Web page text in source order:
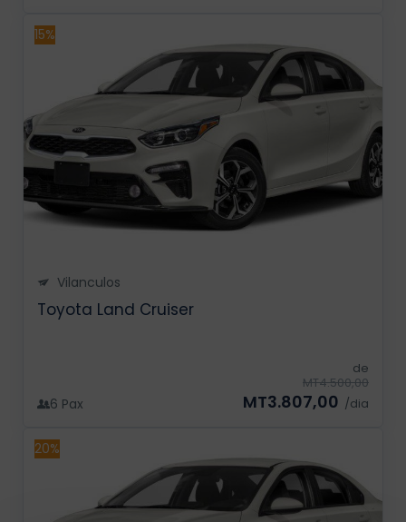
15%
Vilanculos
Toyota Land Cruiser
6 Pax
de
MT4.500,00
MT3.807,00 /dia
20%